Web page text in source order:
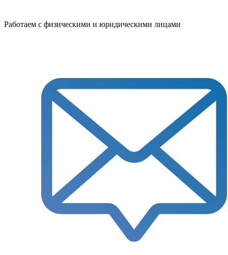
Работаем с физическими и юридическими лицами